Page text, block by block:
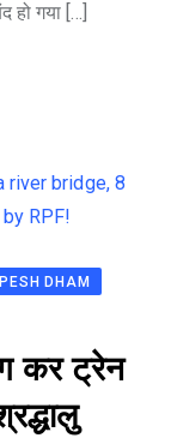
हो गया […]
DHAM
कर ट्रेन